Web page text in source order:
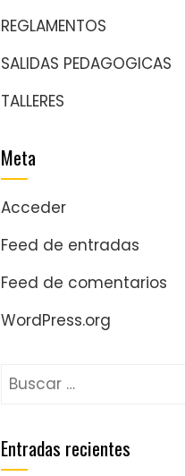
REGLAMENTOS
SALIDAS PEDAGOGICAS
TALLERES
Meta
Acceder
Feed de entradas
Feed de comentarios
WordPress.org
Entradas recientes